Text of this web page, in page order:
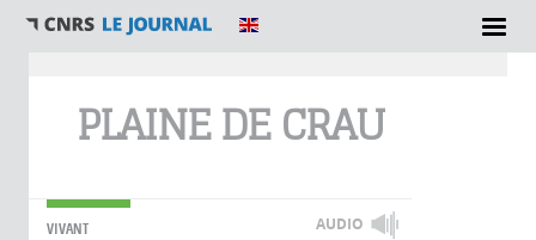
PLAINE DE CRAU
VIVANT AUDIO